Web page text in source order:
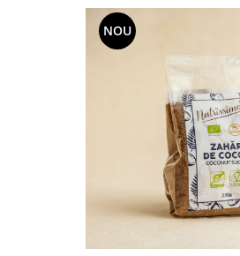
NOU